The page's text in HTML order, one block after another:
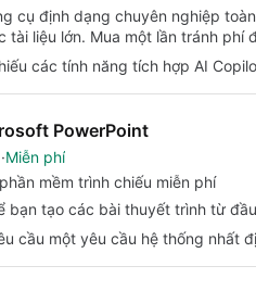
cụ định dạng chuyên nghiệp
tài liệu lớn. Mua một lần tránh phí
các tính năng tích hợp AI
PowerPoint
Miễn phí
mềm trình chiếu miễn phí
bạn tạo các bài thuyết trình từ
cầu một yêu cầu hệ thống nhất